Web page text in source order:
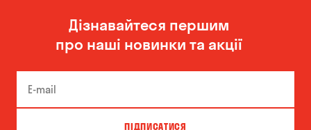
Дізнавайтеся першим
про наші новинки та акції
ПІДПИСАТИСЯ